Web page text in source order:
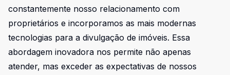
constantemente nosso relacionamento com
proprietários e incorporamos as mais modernas
tecnologias para a divulgação de imóveis. Essa
abordagem inovadora nos permite não apenas
atender, mas exceder as expectativas de nossos